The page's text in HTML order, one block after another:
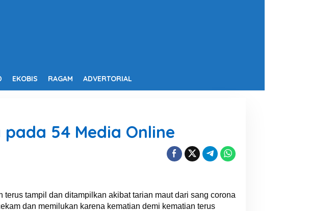
EKOBIS RAGAM ADVERTORIAL
54 Media Online
tampil dan ditampilkan akibat tarian maut dari sang corona
dan memilukan karena kematian demi kematian terus